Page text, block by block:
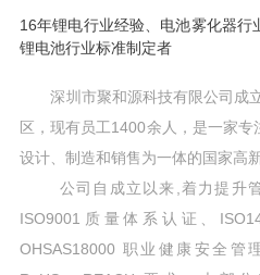
16年锂电行业经验、电池雾化器
锂电池行业标准制定者
深圳市聚和源科技有限公司成
区，现有员工1400余人，是一家专
设计、制造和销售为一体的国家高
公司自成立以来,着力提升管
ISO9001质量体系认证、
OHSAS18000 职业健康安全